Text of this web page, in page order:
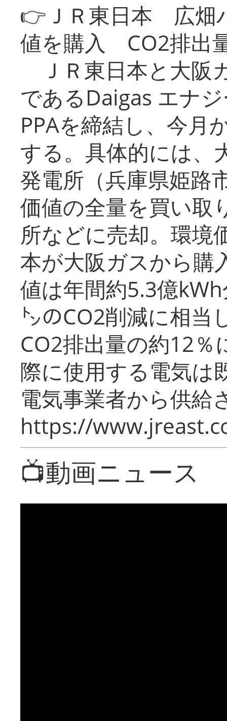
👉ＪＲ東日本 広畑
値を購入 CO2排出
ＪＲ東日本と大阪
であるDaigas エナ
PPAを締結し、今月
する。具体的には、
発電所（兵庫県姫路
価値の全量を買い取
所などに売却。環境
本が大阪ガスから購
値は年間約5.3億
㌧のCO2削減に相当
CO2排出量の約12％
際に使用する電気は
電気事業者から供給
https://
📺動画ニュース